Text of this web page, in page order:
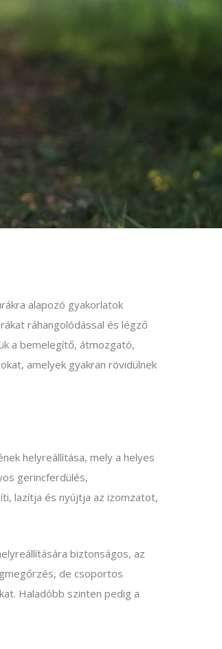
alapozó gyakorlatok
ráhangolódással és légző
a bemelegítő, átmozgató,
amelyek gyakran rövidülnek
helyreállítása, mely a helyes
gerincferdülés,
lazítja és nyújtja az izomzatot,
biztonságos, az
de csoportos
Haladóbb szinten pedig a